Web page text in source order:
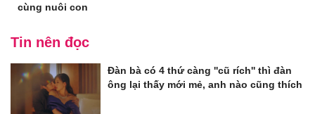
cùng nuôi con
Tin nên đọc
Đàn bà có 4 thứ càng ''cũ rích'' thì đàn
ông lại thấy mới mẻ, anh nào cũng thích